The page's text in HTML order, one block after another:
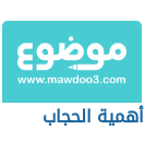
أهمية الحجاب